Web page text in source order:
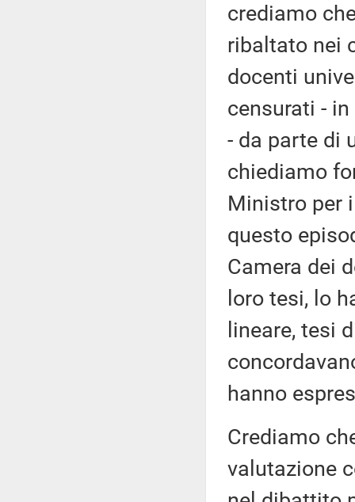
crediamo
ribaltato nei
docenti
censurati -
- da parte di
chiediamo
Ministro per
questo
Camera dei
loro tesi, lo
lineare, tesi
hanno
Crediamo
valutazione